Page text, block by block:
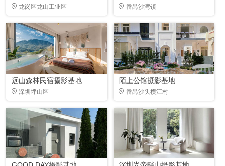
龙岗区龙山工业区 番禺沙湾镇
远山森林民宿摄影基地
深圳坪山区
陌上公馆摄影基地
番禺沙头横江村